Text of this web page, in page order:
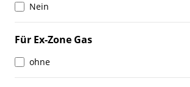
Nein
Für Ex-Zone Gas
ohne